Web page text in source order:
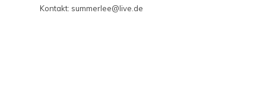
Kontakt: summerlee@live.de